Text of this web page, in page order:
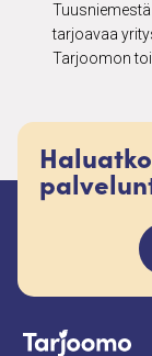
tarjoavaa
Tarjoomon